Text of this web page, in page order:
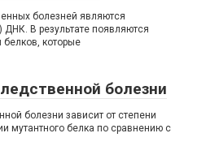
болезней являются
В результате появляются
которые
болезни
болезни зависит от степени
мутантного белка по сравнению с